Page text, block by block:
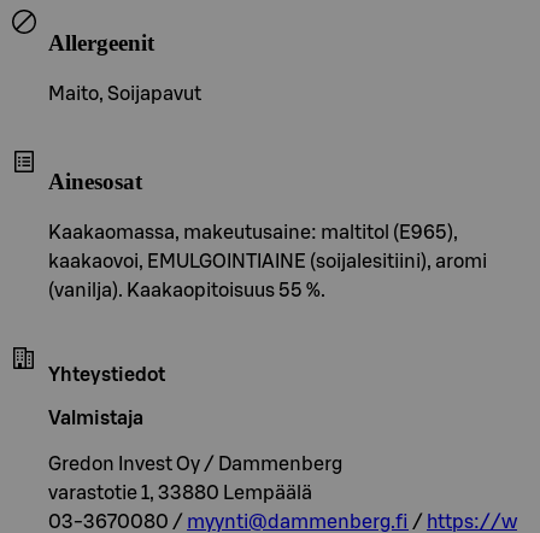
Allergeenit
Maito, Soijapavut
Ainesosat
Kaakaomassa, makeutusaine: maltitol (E965),
kaakaovoi, EMULGOINTIAINE (soijalesitiini), aromi
(vanilja). Kaakaopitoisuus 55 %.
Yhteystiedot
Valmistaja
Gredon Invest Oy / Dammenberg
varastotie 1, 33880 Lempäälä
03-3670080 / myynti@dammenberg.fi / https://w